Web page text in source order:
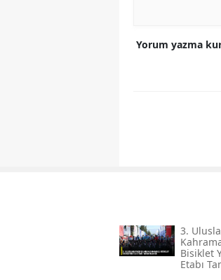
Yorum yazma
3.
Bisiklet
Etabı